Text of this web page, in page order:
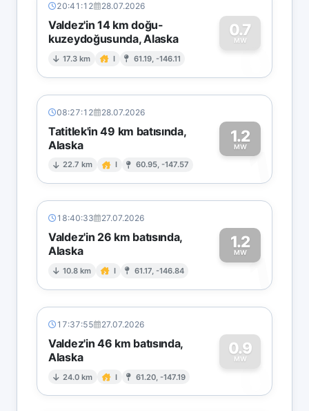
20:41:12 28.07.2026
Valdez'in 14 km doğu-
kuzeydoğusunda, Alaska
17.3 km I 61.19, -146.11
0.7
MW
0
08:27:12 28.07.2026
Tatitlek'in 49 km batısında,
Alaska
22.7 km I 60.95, -147.57
1.2
MW1
18:40:33 27.07.2026
Valdez'in 26 km batısında,
Alaska
10.8 km I 61.17, -146.84
1.2
MW1
17:37:55 27.07.2026
Valdez'in 46 km batısında,
Alaska
24.0 km I 61.20, -147.19
0.9
MW
0